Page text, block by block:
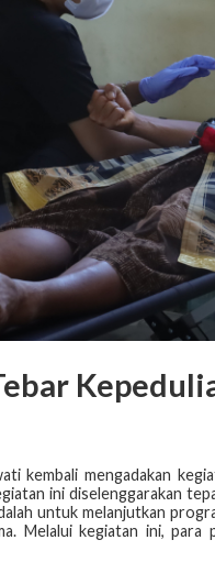
kembali mengadakan
ini diselenggarakan
untuk melanjutkan
Melalui kegiatan ini,